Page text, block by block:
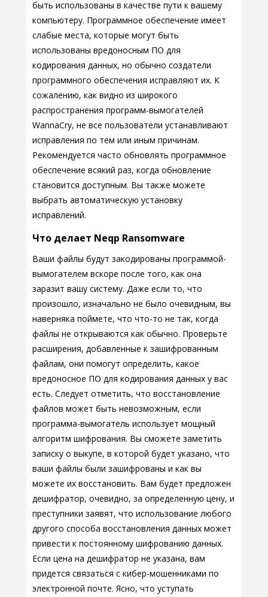
быть использованы в качестве пути к вашему
компьютеру. Программное обеспечение имеет
слабые места, которые могут быть
использованы вредоносным ПО для
кодирования данных, но обычно создатели
программного обеспечения исправляют их. К
сожалению, как видно из широкого
распространения программ-вымогателей
WannaCry, не все пользователи устанавливают
исправления по тем или иным причинам.
Рекомендуется часто обновлять программное
обеспечение всякий раз, когда обновление
становится доступным. Вы также можете
выбрать автоматическую установку
исправлений.
Что делает Neqp Ransomware
Ваши файлы будут закодированы программой-
вымогателем вскоре после того, как она
заразит вашу систему. Даже если то, что
произошло, изначально не было очевидным, вы
наверняка поймете, что что-то не так, когда
файлы не открываются как обычно. Проверьте
расширения, добавленные к зашифрованным
файлам, они помогут определить, какое
вредоносное ПО для кодирования данных у вас
есть. Следует отметить, что восстановление
файлов может быть невозможным, если
программа-вымогатель использует мощный
алгоритм шифрования. Вы сможете заметить
записку о выкупе, в которой будет указано, что
ваши файлы были зашифрованы и как вы
можете их восстановить. Вам будет предложен
дешифратор, очевидно, за определенную цену, и
преступники заявят, что использование любого
другого способа восстановления данных может
привести к постоянному шифрованию данных.
Если цена на дешифратор не указана, вам
придется связаться с кибер-мошенниками по
электронной почте. Ясно, что уступать